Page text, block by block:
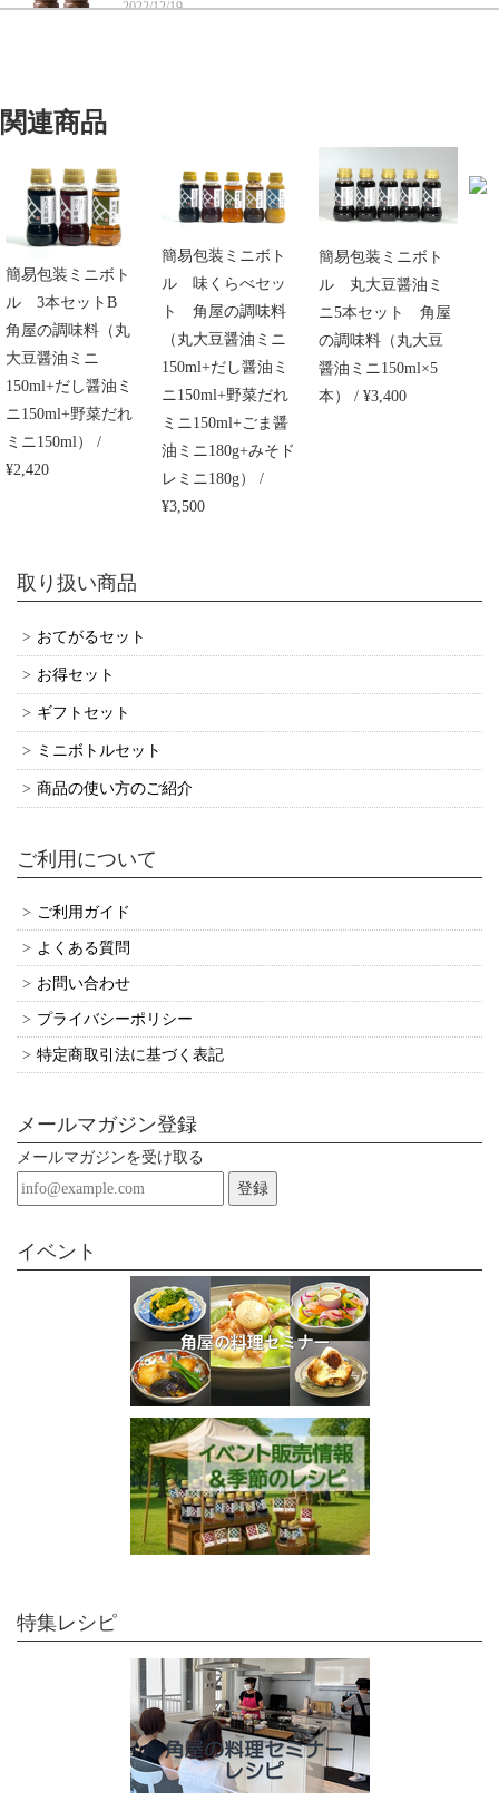
2022/12/19
す。他の商品も是非試してみたいです。
2021/06/03
カリカリ梅を作りたくて購入しました。出来上がりが楽しみで
す。
2020/12/02
野菜だれが好きでいつも重宝してます。今回お世話になった方に
送ってもらいましたが、先方からも喜んでもらいました。ありが
2020/09/17
いつも丁寧に発送してくださいます。 お豆腐やお餅は、このお醤
油で食べるのが一番おいしいです。
角屋の商品をご利用いただき誠にありがとうございま
す。 丸大豆醤油を気に入っていただき嬉しいです。
おてがるセット１（送料無料）角屋の調味料（丸大豆醤油300ml＋だし醤油300ml）
2020/09/04
2019/10/20
2019/05/17
とても早い対応で助かりました。 先方にもとても喜んでいただけ
ました！
2019/04/12
関連商品
簡易包装ミニボト
ル 3本セットB
角屋の調味料（丸
大豆醤油ミニ
150ml+だし醤油ミ
ニ150ml+野菜だれ
ミニ150ml） /
¥2,420
簡易包装ミニボト
ル 味くらべセッ
ト 角屋の調味料
（丸大豆醤油ミニ
150ml+だし醤油ミ
ニ150ml+野菜だれ
ミニ150ml+ごま醤
油ミニ180g+みそド
レミニ180g） /
¥3,500
簡易包装ミニボト
ル 丸大豆醤油ミ
ニ5本セット 角屋
の調味料（丸大豆
醤油ミニ150ml×5
本） / ¥3,400
取り扱い商品
おてがるセット
お得セット
ギフトセット
ミニボトルセット
商品の使い方のご紹介
ご利用について
ご利用ガイド
よくある質問
お問い合わせ
プライバシーポリシー
特定商取引法に基づく表記
メールマガジン登録
メールマガジンを受け取る
登録
イベント
特集レシピ